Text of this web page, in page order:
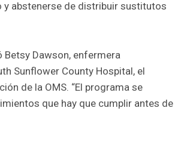
y abstenerse de distribuir sustitutos
Betsy Dawson, enfermera
Sunflower County Hospital, el
de la OMS. “El programa se
que hay que cumplir antes de